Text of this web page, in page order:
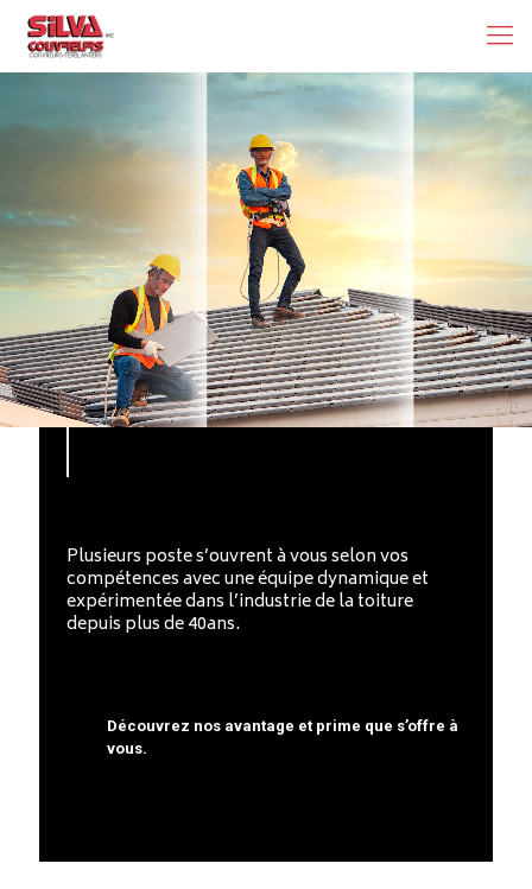
Plusieurs poste s’ouvrent à vous selon vos
compétences avec une équipe dynamique et
expérimentée dans l’industrie de la toiture
depuis plus de 40ans.
Découvrez nos avantage et prime que s’offre à
vous.